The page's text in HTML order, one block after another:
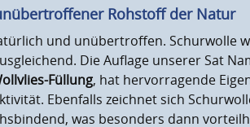
Rohstoff der Natur
und unübertroffen. Schurwolle
Die Auflage unserer Sat
Füllung, hat hervorragende
Ebenfalls zeichnet sich
was besonders dann